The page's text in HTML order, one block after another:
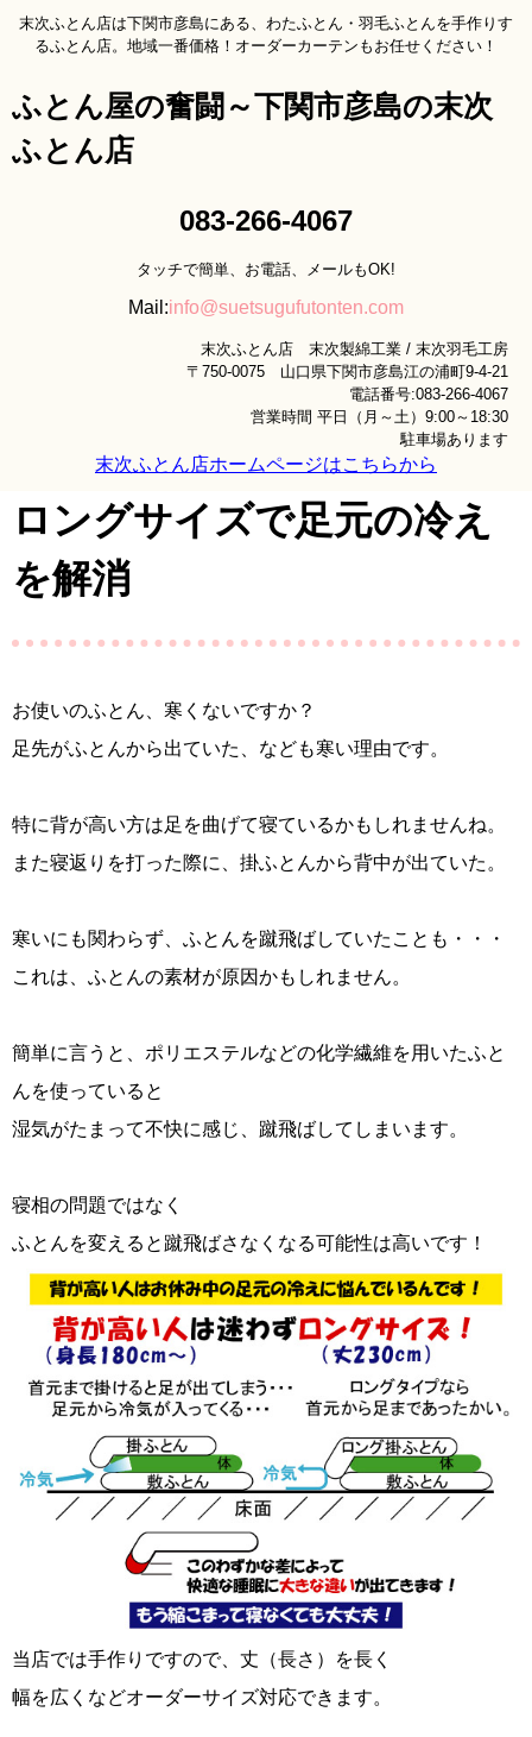
ふとん屋の奮闘～下関市彦島の末次
ふとん店
末次ふとん店は下関市彦島にある、わたふとん・羽毛ふとんを手作りす
るふとん店。地域一番価格！オーダーカーテンもお任せください！
083-266-4067
タッチで簡単、お電話、メールもOK!
Mail:info@suetsugufutonten.com
末次ふとん店 末次製綿工業 / 末次羽毛工房
〒750-0075 山口県下関市彦島江の浦町9-4-21
電話番号:083-266-4067
営業時間 平日（月～土）9:00～18:30
駐車場あります
末次ふとん店ホームページはこちらから
ロングサイズで足元の冷え
を解消
お使いのふとん、寒くないですか？
足先がふとんから出ていた、なども寒い理由です。
特に背が高い方は足を曲げて寝ているかもしれませんね。
また寝返りを打った際に、掛ふとんから背中が出ていた。
寒いにも関わらず、ふとんを蹴飛ばしていたことも・・・
これは、ふとんの素材が原因かもしれません。
簡単に言うと、ポリエステルなどの化学繊維を用いたふと
んを使っていると
湿気がたまって不快に感じ、蹴飛ばしてしまいます。
寝相の問題ではなく
ふとんを変えると蹴飛ばさなくなる可能性は高いです！
当店では手作りですので、丈（長さ）を長く
幅を広くなどオーダーサイズ対応できます。